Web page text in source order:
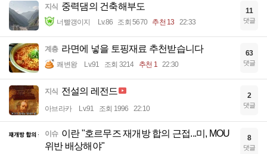
지식 중력댐의 건축해부도
너빨갱이지 Lv.86 조회 5670 추천 13 22:33
11
댓글
계층 라면에 넣을 토핑재료 추천받습니다
쾌변왕 Lv.91 조회 3214 추천 1 22:30
63
댓글
지식 전설의 레전드
아브라카 Lv.91 조회 1996 22:10
2
댓글
이슈 이란 "호르무즈 재개방 합의 근접...미, MOU
위반 배상해야"
8
댓글